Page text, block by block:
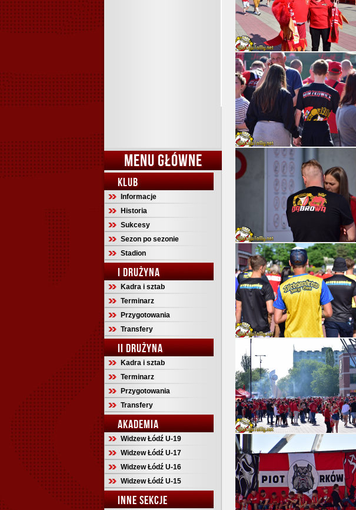
MENU GŁÓWNE
KLUB
Informacje
Historia
Sukcesy
Sezon po sezonie
Stadion
I DRUŻYNA
Kadra i sztab
Terminarz
Przygotowania
Transfery
II DRUŻYNA
Kadra i sztab
Terminarz
Przygotowania
Transfery
AKADEMIA
Widzew Łódź U-19
Widzew Łódź U-17
Widzew Łódź U-16
Widzew Łódź U-15
INNE SEKCJE